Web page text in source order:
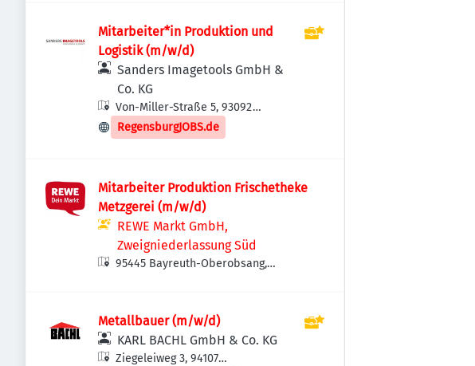
Mitarbeiter*in Produktion und
Logistik (m/w/d)
Sanders Imagetools GmbH &
Co. KG
Von-Miller-Straße 5, 93092
Barbing, Deutschland
RegensburgJOBS.de
Mitarbeiter Produktion Frischetheke
Metzgerei (m/w/d)
REWE Markt GmbH,
Zweigniederlassung Süd
95445 Bayreuth-Oberobsang,
Metallbauer (m/w/d)
KARL BACHL GmbH & Co. KG
Ziegeleiweg 3, 94107